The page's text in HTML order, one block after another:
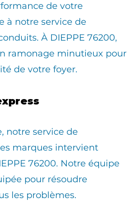
de votre
à notre service de
À DIEPPE 76200,
ramonage minutieux pour
de votre foyer.
notre service de
marques intervient
76200. Notre équipe
pour résoudre
les problèmes.